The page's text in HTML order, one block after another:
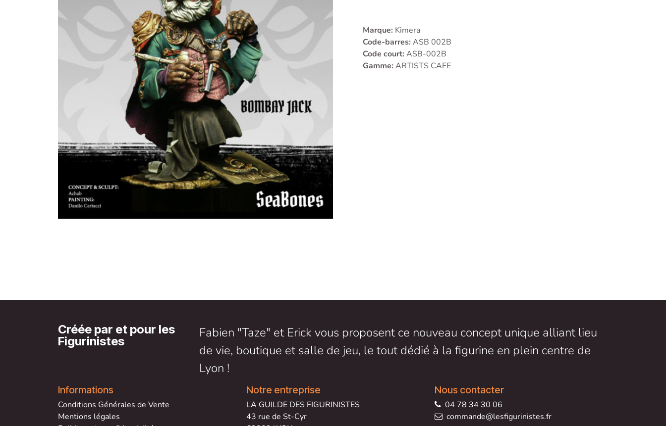
Marque: Kimera
Code-barres: ASB 002B
Code court: ASB-002B
Gamme: ARTISTS CAFE
Créée par et pour les
Figurinistes
Fabien "Taze" et Erick vous proposent ce nouveau concept unique alliant lieu
de vie, boutique et salle de jeu, le tout dédié à la figurine en plein centre de
Lyon !
Informations
Conditions Générales de Vente
Mentions légales
Notre entreprise
LA GUILDE DES FIGURINISTES
43 rue de St-Cyr
Nous contacter
04 78 34 30 06
commande@lesfigurinistes.fr